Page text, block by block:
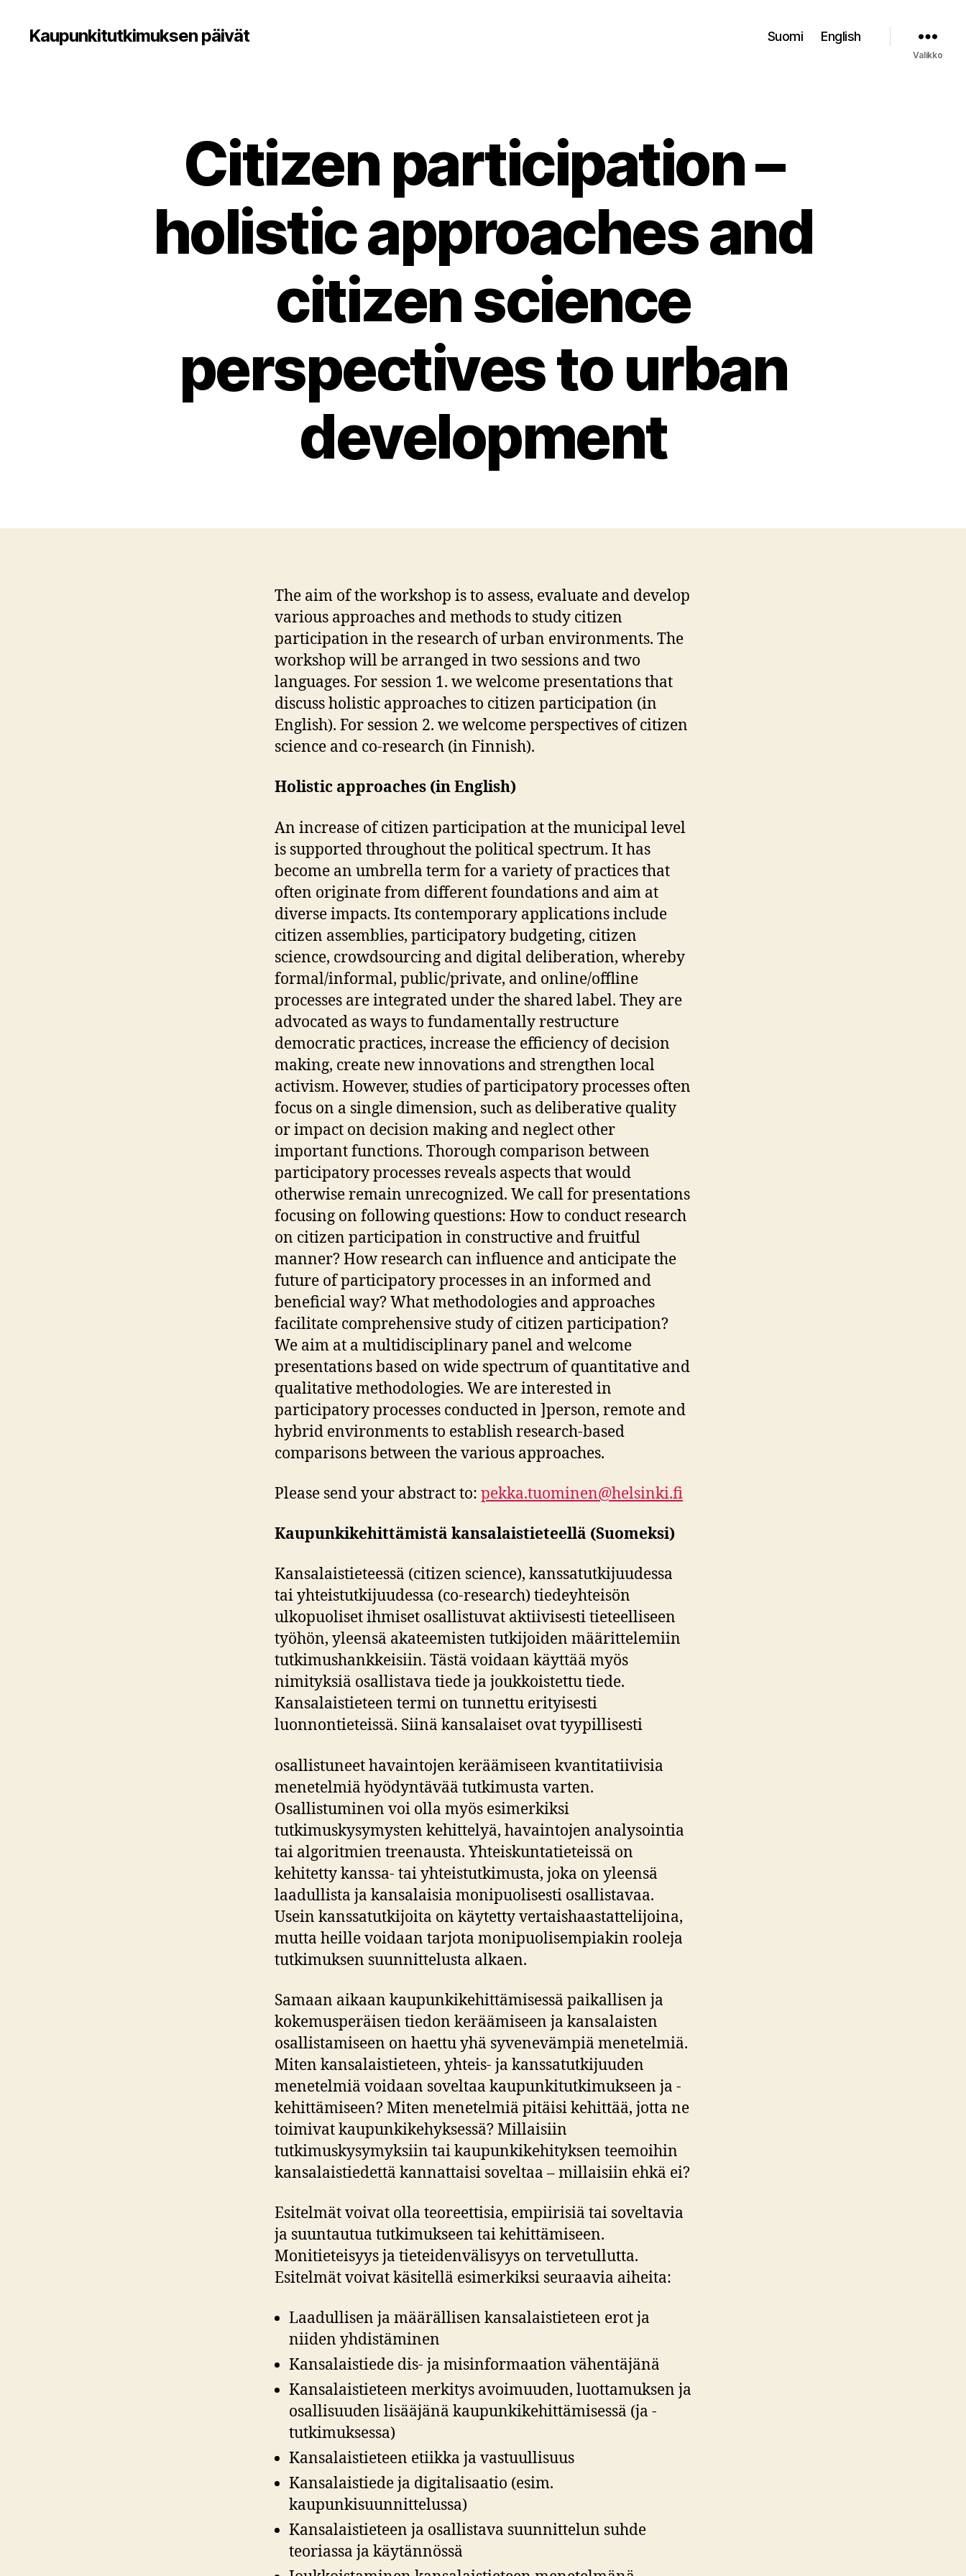
Kaupunkitutkimuksen päivät Suomi English
Valikko
Citizen participation –
holistic approaches and
citizen science
perspectives to urban
development
The aim of the workshop is to assess, evaluate and develop
various approaches and methods to study citizen
participation in the research of urban environments. The
workshop will be arranged in two sessions and two
languages. For session 1. we welcome presentations that
discuss holistic approaches to citizen participation (in
English). For session 2. we welcome perspectives of citizen
science and co-research (in Finnish).
Holistic approaches (in English)
An increase of citizen participation at the municipal level
is supported throughout the political spectrum. It has
become an umbrella term for a variety of practices that
often originate from different foundations and aim at
diverse impacts. Its contemporary applications include
citizen assemblies, participatory budgeting, citizen
science, crowdsourcing and digital deliberation, whereby
formal/informal, public/private, and online/offline
processes are integrated under the shared label. They are
advocated as ways to fundamentally restructure
democratic practices, increase the efficiency of decision
making, create new innovations and strengthen local
activism. However, studies of participatory processes often
focus on a single dimension, such as deliberative quality
or impact on decision making and neglect other
important functions. Thorough comparison between
participatory processes reveals aspects that would
otherwise remain unrecognized. We call for presentations
focusing on following questions: How to conduct research
on citizen participation in constructive and fruitful
manner? How research can influence and anticipate the
future of participatory processes in an informed and
beneficial way? What methodologies and approaches
facilitate comprehensive study of citizen participation?
We aim at a multidisciplinary panel and welcome
presentations based on wide spectrum of quantitative and
qualitative methodologies. We are interested in
participatory processes conducted in ]person, remote and
hybrid environments to establish research-based
comparisons between the various approaches.
Please send your abstract to: pekka.tuominen@helsinki.fi
Kaupunkikehittämistä kansalaistieteellä (Suomeksi)
Kansalaistieteessä (citizen science), kanssatutkijuudessa
tai yhteistutkijuudessa (co-research) tiedeyhteisön
ulkopuoliset ihmiset osallistuvat aktiivisesti tieteelliseen
työhön, yleensä akateemisten tutkijoiden määrittelemiin
tutkimushankkeisiin. Tästä voidaan käyttää myös
nimityksiä osallistava tiede ja joukkoistettu tiede.
Kansalaistieteen termi on tunnettu erityisesti
luonnontieteissä. Siinä kansalaiset ovat tyypillisesti
osallistuneet havaintojen keräämiseen kvantitatiivisia
menetelmiä hyödyntävää tutkimusta varten.
Osallistuminen voi olla myös esimerkiksi
tutkimuskysymysten kehittelyä, havaintojen analysointia
tai algoritmien treenausta. Yhteiskuntatieteissä on
kehitetty kanssa- tai yhteistutkimusta, joka on yleensä
laadullista ja kansalaisia monipuolisesti osallistavaa.
Usein kanssatutkijoita on käytetty vertaishaastattelijoina,
mutta heille voidaan tarjota monipuolisempiakin rooleja
tutkimuksen suunnittelusta alkaen.
Samaan aikaan kaupunkikehittämisessä paikallisen ja
kokemusperäisen tiedon keräämiseen ja kansalaisten
osallistamiseen on haettu yhä syvenevämpiä menetelmiä.
Miten kansalaistieteen, yhteis- ja kanssatutkijuuden
menetelmiä voidaan soveltaa kaupunkitutkimukseen ja -
kehittämiseen? Miten menetelmiä pitäisi kehittää, jotta ne
toimivat kaupunkikehyksessä? Millaisiin
tutkimuskysymyksiin tai kaupunkikehityksen teemoihin
kansalaistiedettä kannattaisi soveltaa – millaisiin ehkä ei?
Esitelmät voivat olla teoreettisia, empiirisiä tai soveltavia
ja suuntautua tutkimukseen tai kehittämiseen.
Monitieteisyys ja tieteidenvälisyys on tervetullutta.
Esitelmät voivat käsitellä esimerkiksi seuraavia aiheita:
Laadullisen ja määrällisen kansalaistieteen erot ja
niiden yhdistäminen
Kansalaistiede dis- ja misinformaation vähentäjänä
Kansalaistieteen merkitys avoimuuden, luottamuksen ja
osallisuuden lisääjänä kaupunkikehittämisessä (ja -
tutkimuksessa)
Kansalaistieteen etiikka ja vastuullisuus
Kansalaistiede ja digitalisaatio (esim.
kaupunkisuunnittelussa)
Kansalaistieteen ja osallistava suunnittelun suhde
teoriassa ja käytännössä